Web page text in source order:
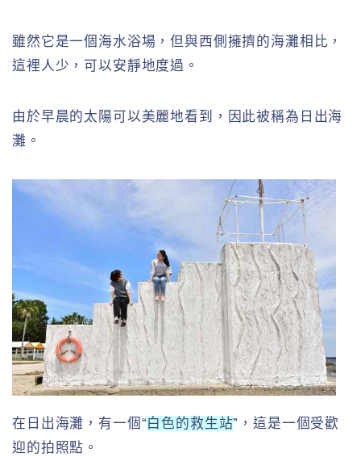
雖然它是一個海水浴場，但與西側擁擠的海灘相比，
這裡人少，可以安靜地度過。
由於早晨的太陽可以美麗地看到，因此被稱為日出海
灘。
在日出海灘，有一個“ 白色的救生站”，這是一個受歡
迎的拍照點。